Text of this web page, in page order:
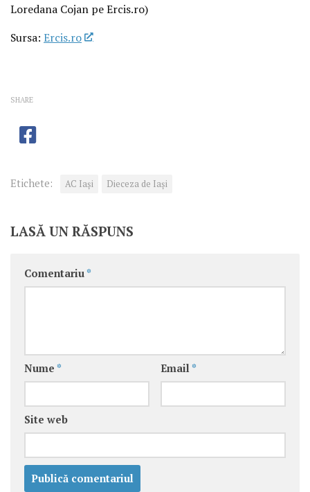
Loredana Cojan pe Ercis.ro)
Sursa: Ercis.ro
SHARE
Etichete: AC Iași Dieceza de Iași
LASĂ UN RĂSPUNS
Comentariu *
Nume * Email *
Site web